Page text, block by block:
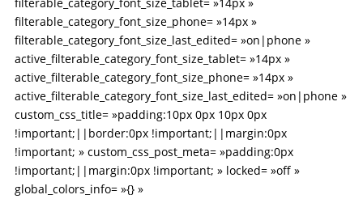
filterable_category_font_size_phone= »14px »
filterable_category_font_size_last_edited= »on|phone »
active_filterable_category_font_size_tablet= »14px »
active_filterable_category_font_size_phone= »14px »
active_filterable_category_font_size_last_edited= »on|phone »
custom_css_title= »padding:10px 0px 10px 0px
!important;||border:0px !important;||margin:0px
!important; » custom_css_post_meta= »padding:0px
!important;||margin:0px !important; » locked= »off »
global_colors_info= »{} »